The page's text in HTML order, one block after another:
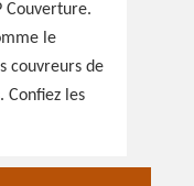
Couverture.
le
couvreurs de
Confiez les